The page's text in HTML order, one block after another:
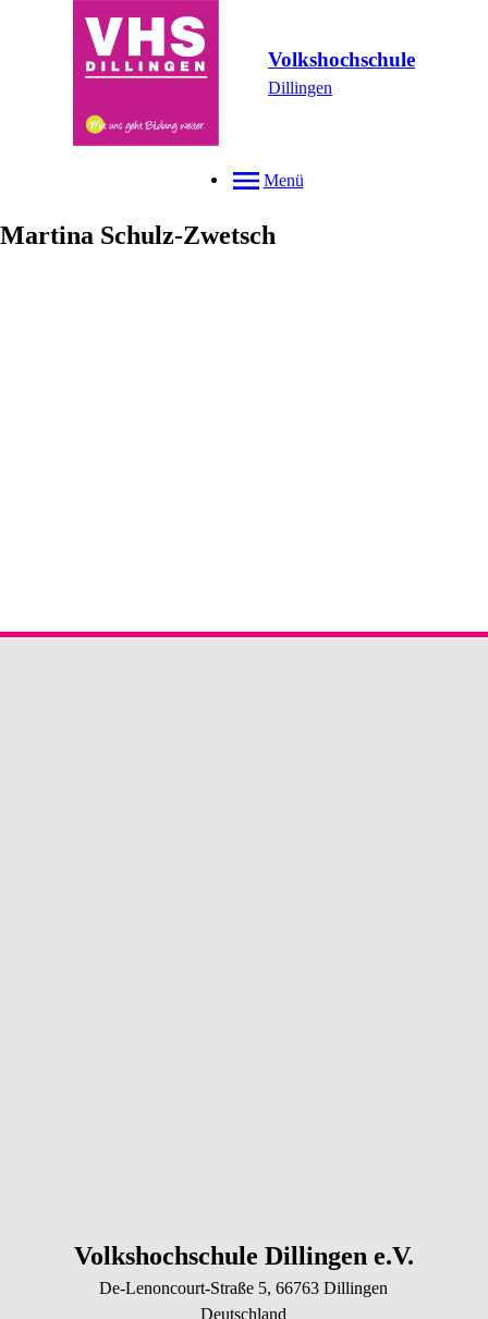
Volkshochschule
Dillingen
Menü
Martina Schulz-Zwetsch
Volkshochschule Dillingen e.V.
De-Lenoncourt-Straße 5, 66763Dillingen
Deutschland